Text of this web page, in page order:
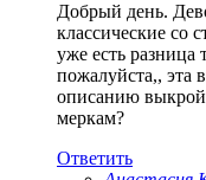
Добрый день.
классические со
уже есть разница
пожалуйста,, эта
описанию
меркам?
Ответить